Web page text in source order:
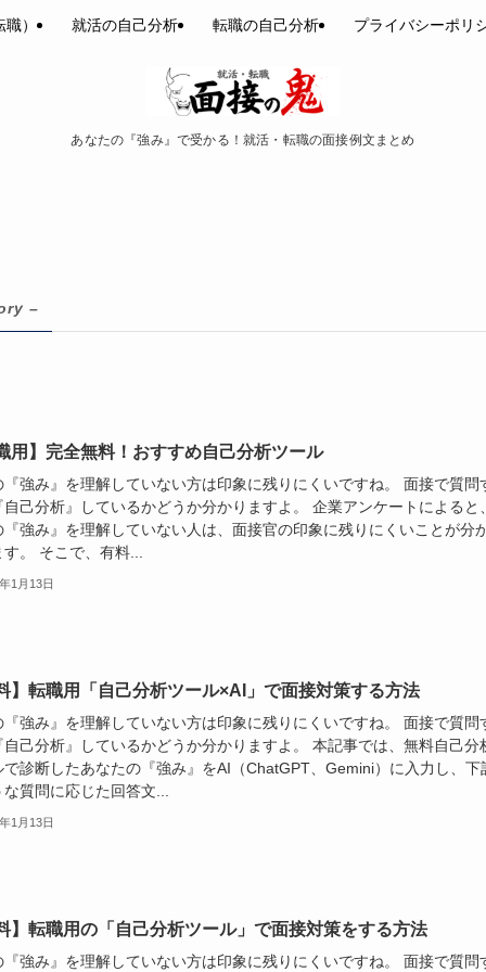
あなたの『強み』で受かる！就活・転職の面接例文まとめ
） 就活の自己分析 転職の自己分析 プライバシーポリ
–
用】完全無料！おすすめ自己分析ツール
『強み』を理解していない方は印象に残りにくいですね。 面接で質問
自己分析』しているかどうか分かりますよ。 企業アンケートによると
『強み』を理解していない人は、面接官の印象に残りにくいことが分
。 そこで、有料...
1月13日
】転職用「自己分析ツール×AI」で面接対策する方法
『強み』を理解していない方は印象に残りにくいですね。 面接で質問
自己分析』しているかどうか分かりますよ。 本記事では、無料自己分
で診断したあなたの『強み』をAI（ChatGPT、Gemini）に入力し、下
質問に応じた回答文...
1月13日
】転職用の「自己分析ツール」で面接対策をする方法
『強み』を理解していない方は印象に残りにくいですね。 面接で質問